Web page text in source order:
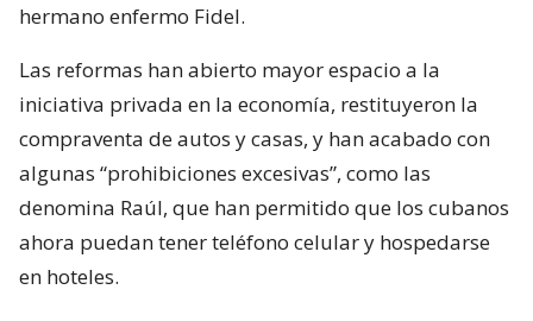
hermano enfermo Fidel.
Las reformas han abierto mayor espacio a la
iniciativa privada en la economía, restituyeron la
compraventa de autos y casas, y han acabado con
algunas “prohibiciones excesivas”, como las
denomina Raúl, que han permitido que los cubanos
ahora puedan tener teléfono celular y hospedarse
en hoteles.